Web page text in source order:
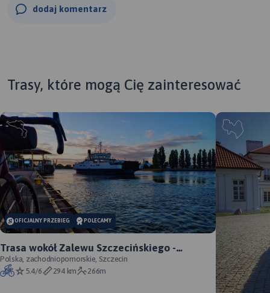
dodaj komentarz
Trasy, które mogą Cię zainteresować
OFICJALNY PRZEBIEG POLECAMY
Trasa wokół Zalewu Szczecińskiego -
oficjalny przebieg szlaku
Polska, zachodniopomorskie, Szczecin
5.4/6
294 km 266m